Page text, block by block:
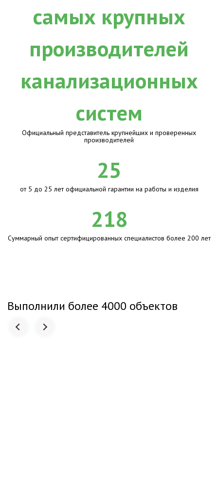
Официальный представитель крупнейших и проверенных
производителей
25
от 5 до 25 лет официальной гарантии на работы и изделия
218
Суммарный опыт сертифицированных специалистов более 200 лет
Выполнили более 4000 объектов